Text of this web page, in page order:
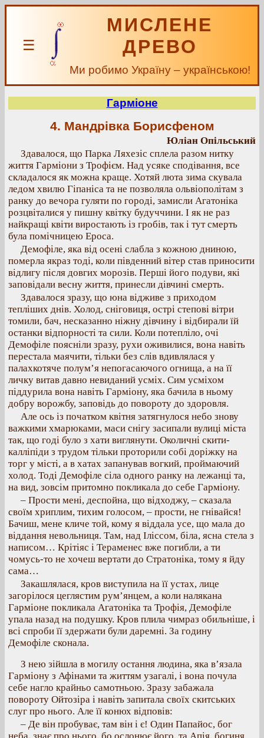
☰
МИСЛЕНЕ
ДРЕВО
Ми робимо Україну – українською!
Гарміоне
4. Мандрівка Борисфеном
Юліан Опільський
Здавалося, що Парка Ляхезіс сплела разом нитку
життя Гарміони з Трофієм. Над усяке сподівання, все
складалося як можна краще. Хотяй люта зима скувала
ледом хвилю Гіпаніса та не позволяла ольвіополітам з
ранку до вечора гуляти по городі, замисли Агатоніка
розцвіталися у пишну квітку будуччини. І як не раз
найкращі квіти виростають із гробів, так і тут смерть
була помічницею Ероса.
Демофіле, яка від осені слабла з кожною дниною,
померла якраз тоді, коли південний вітер став приносити
відлигу після довгих морозів. Перші його подуви, які
заповідали весну життя, принесли дівчині смерть.
Здавалося зразу, що юна відживе з приходом
тепліших днів. Холод, сніговиця, острі степові вітри
томили, бач, несказанно ніжну дівчину і відбирали їй
останки відпорності та сили. Коли потепліло, очі
Демофіле поясніли зразу, рухи оживилися, вона навіть
перестала маячити, тільки без слів вдивлялася у
палахкотяче полум’я непогасаючого огнища, а на її
личку витав давно невиданий усміх. Сим усміхом
піддурила вона навіть Гарміону, яка бачила в ньому
добру ворожбу, заповідь до повороту до здоровля.
Але ось із початком квітня затягнулося небо знову
важкими хмарюками, маси снігу засипали вулиці міста
так, що годі було з хати виглянути. Околичні скити-
калліпіди з трудом тільки проторили собі доріжку на
торг у місті, а в хатах запанував вогкий, проймаючий
холод. Тоді Демофіле сіла одного ранку на лежанці та,
на вид, зовсім притомно покликала до себе Гарміону.
– Прости мені, деспойна, що відходжу, – сказала
своїм хриплим, тихим голосом, – прости, не гнівайся!
Бачиш, мене кличе той, кому я віддала усе, що мала до
віддання невольниця. Там, над Іліссом, біла, ясна стела з
написом… Крітіяс і Тераменес вже погибли, а ти
чомусь-то не хочеш вертати до Стратоніка, тому я йду
сама…
Закашлялася, кров виступила на її устах, лице
загорілося цеглястим рум’янцем, а коли налякана
Гарміоне покликала Агатоніка та Трофія, Демофіле
упала назад на подушку. Кров плила чимраз обильніше, і
всі спроби її здержати були даремні. За годину
Демофіле сконала.
З нею зійшла в могилу остання людина, яка в’язала
Гарміону з Афінами та життям узагалі, і вона почула
себе нагло крайньо самотньою. Зразу забажала
повороту Ойтозіра і навіть запитала своїх скитських
слуг про нього. Але її конюх відповів:
– Де він пробуває, там він і є! Один Папайос, бог